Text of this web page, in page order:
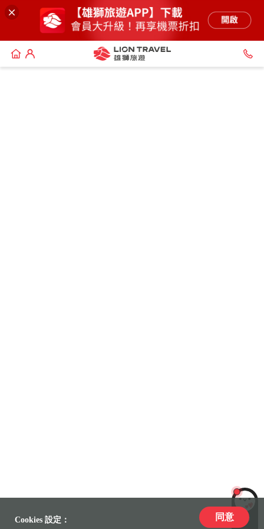
LiLi
Cookies 設定： 同意